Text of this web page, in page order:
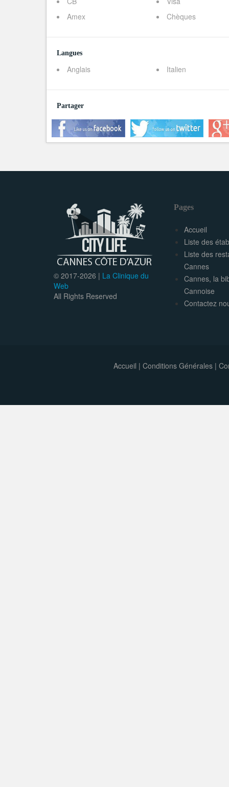
Amex
Chèques
Langues
Anglais Italien
Partager
© 2017-2026 | La Clinique du
Web
All Rights Reserved
Pages
Accueil
Liste des
Liste des
Cannes
Cannes, la
Cannoise
Contactez
Accueil | Conditions Générales|